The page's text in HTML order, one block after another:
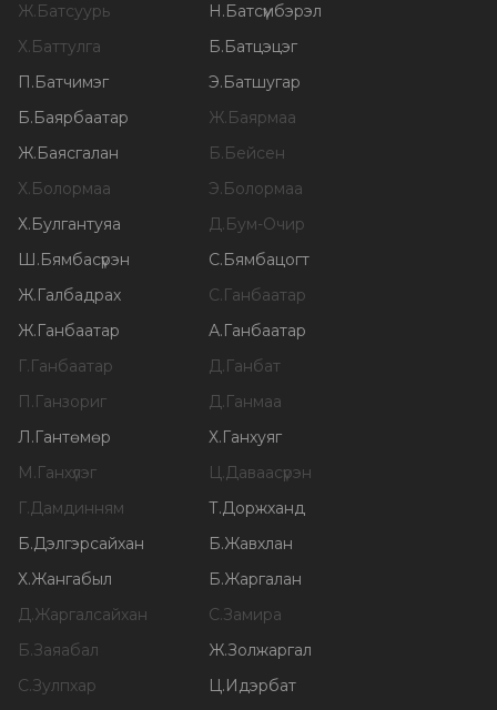
Ж.Батсуурь Н.Батсүмбэрэл
Х.Баттулга Б.Батцэцэг
П.Батчимэг Э.Батшугар
Б.Баярбаатар Ж.Баярмаа
Ж.Баясгалан Б.Бейсен
Х.Болормаа Э.Болормаа
Х.Булгантуяа Д.Бум-Очир
Ш.Бямбасүрэн С.Бямбацогт
Ж.Галбадрах С.Ганбаатар
Ж.Ганбаатар А.Ганбаатар
Г.Ганбаатар Д.Ганбат
П.Ганзориг Д.Ганмаа
Л.Гантөмөр Х.Ганхуяг
М.Ганхүлэг Ц.Даваасүрэн
Г.Дамдинням Т.Доржханд
Б.Дэлгэрсайхан Б.Жавхлан
Х.Жангабыл Б.Жаргалан
Д.Жаргалсайхан С.Замира
Б.Заяабал Ж.Золжаргал
С.Зулпхар Ц.Идэрбат